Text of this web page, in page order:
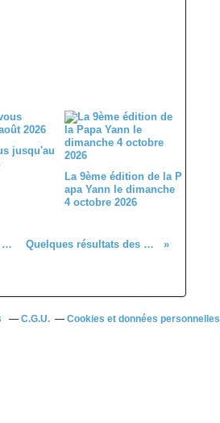
jusqu'au
La 9ème édition de la P
apa Yann le dimanche
4 octobre 2026
Les listes de d'appel et d'engagés pour la 1ère manche de la coupe régionale de cyclo-cross à St Maixme Hauterive (28) Quelques résultats des coureurs du 28 à l'extérieur
C.G.U. Cookies et données personnelles